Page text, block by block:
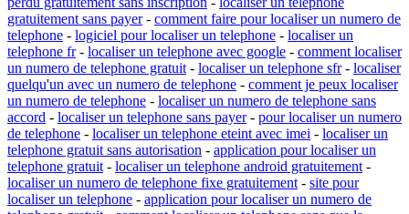
gratuitement sans payer- comment faire pour localiser un numero de
telephone - logiciel pour localiser un telephone - localiser un
telephone fr- localiser un telephone avec google - comment localiser
un numero de telephone gratuit - localiser un telephone sfr- localiser
quelqu'un avec un numero de telephone - comment je peux localiser
un numero de telephone - localiser un numero de telephone sans
accord - localiser un telephone sans payer- pour localiser un numero
de telephone - localiser un telephone eteint avec imei - localiser un
telephone gratuit sans autorisation - application pour localiser un
telephone gratuit - localiser un telephone android gratuitement -
localiser un numero de telephone fixe gratuitement - site pour
localiser un telephone - application pour localiser un numero de